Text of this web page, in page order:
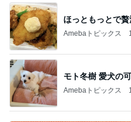
ほっともっとで
Amebaトピックス
モト冬樹 愛犬の
Amebaトピックス